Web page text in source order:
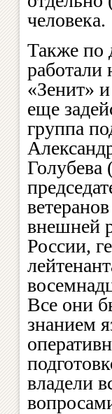
человека.
Также по
работали
«Зенит»
еще
группа
Голубева
внешней
России,
Все они
знанием
владели